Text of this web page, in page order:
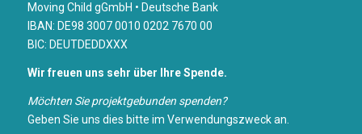
Moving Child gGmbH • Deutsche Bank
IBAN: DE98 3007 0010 0202 7670 00
BIC: DEUTDEDDXXX
Wir freuen uns sehr über Ihre Spende.
Möchten Sie projektgebunden spenden?
Geben Sie uns dies bitte im Verwendungszweck an.